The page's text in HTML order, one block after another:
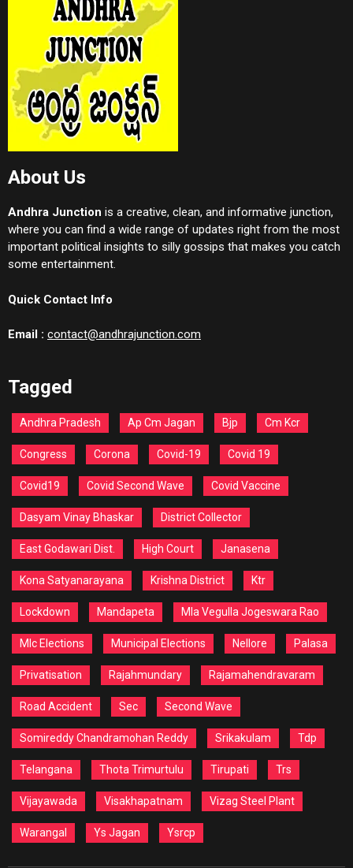
About Us
Andhra Junction is a creative, clean, and informative junction,
where you can find a wide range of updates right from the most
important political insights to silly gossips that makes you catch
some entertainment.
Quick Contact Info
Email : contact@andhrajunction.com
Tagged
Andhra Pradesh Ap Cm Jagan Bjp Cm Kcr
Congress Corona Covid-19 Covid 19
Covid19 Covid Second Wave Covid Vaccine
Dasyam Vinay Bhaskar District Collector
East Godawari Dist. High Court Janasena
Kona Satyanarayana Krishna District Ktr
Lockdown Mandapeta Mla Vegulla Jogeswara Rao
Mlc Elections Municipal Elections Nellore Palasa
Privatisation Rajahmundary Rajamahendravaram
Road Accident Sec Second Wave
Somireddy Chandramohan Reddy Srikakulam Tdp
Telangana Thota Trimurtulu Tirupati Trs
Vijayawada Visakhapatnam Vizag Steel Plant
Warangal Ys Jagan Ysrcp